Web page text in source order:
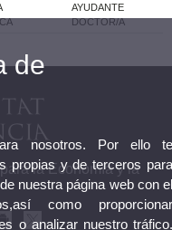
AYUDANTE
DOCTOR/A
la Economía y la
de
nosotros. Por ello
propias y de terceros
nuestra página web con
como
o analizar nuestro